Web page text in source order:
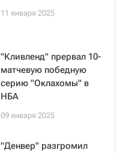
11 января 2025
"Кливленд" прервал 10-
матчевую победную
серию "Оклахомы" в
НБА
09 января 2025
"Денвер" разгромил